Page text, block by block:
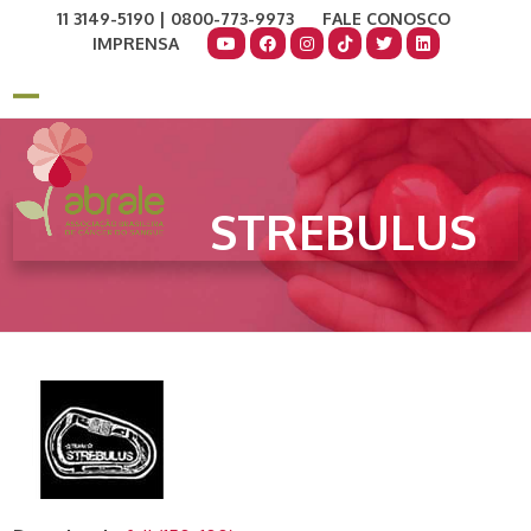
11 3149-5190 | 0800-773-9973
FALE CONOSCO
IMPRENSA
Open
mobile
menu
Close
mobile
menu
STREBULUS